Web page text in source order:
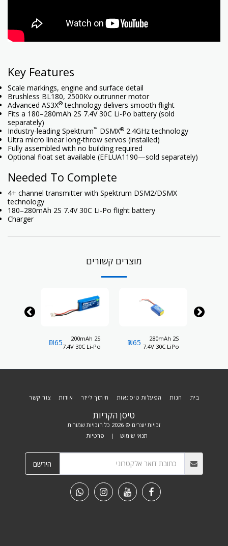
Key Features
Scale markings, engine and surface detail
Brushless BL180, 2500Kv outrunner motor
Advanced AS3X® technology delivers smooth flight
Fits a 180–280mAh 2S 7.4V 30C Li-Po battery (sold
separately)
Industry-leading Spektrum™ DSMX® 2.4GHz technology
Ultra micro linear long-throw servos (installed)
Fully assembled with no building required
Optional float set available (EFLUA1190—sold separately)
Needed To Complete
4+ channel transmitter with Spektrum DSM2/DSMX
technology
180–280mAh 2S 7.4V 30C Li-Po flight battery
Charger
מוצרים קשורים
280mAh 2S
7.4V 30C LiPo
₪65
200mAh 2S
7.4V 30C Li-Po
₪65
טיסן הקריות
זכויות יוצרים © 2026 כל הזכויות שמורות
תנאי שימוש | פרטיות
בית חנות הפעלות טיסנאות חיתוך לייזר אודות צור קשר
הירשם